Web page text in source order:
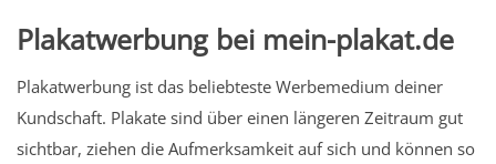
Plakatwerbung bei mein-plakat.de
Plakatwerbung ist das beliebteste Werbemedium deiner
Kundschaft. Plakate sind über einen längeren Zeitraum gut
sichtbar, ziehen die Aufmerksamkeit auf sich und können so